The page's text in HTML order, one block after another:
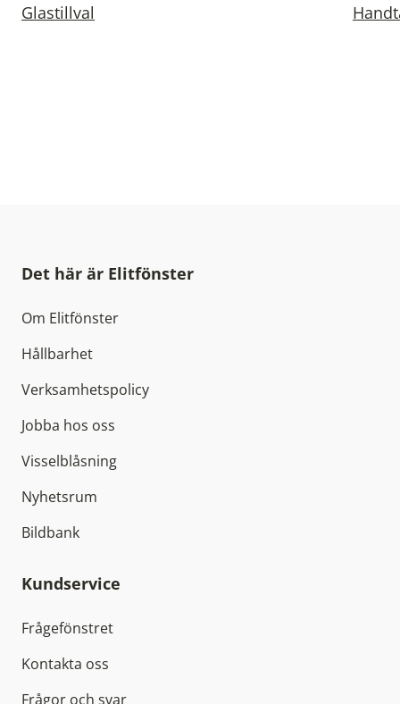
Glastillval
Det här är Elitfönster
Om Elitfönster
Hållbarhet
Verksamhetspolicy
Jobba hos oss
Visselblåsning
Nyhetsrum
Bildbank
Kundservice
Frågefönstret
Kontakta oss
Frågor och svar